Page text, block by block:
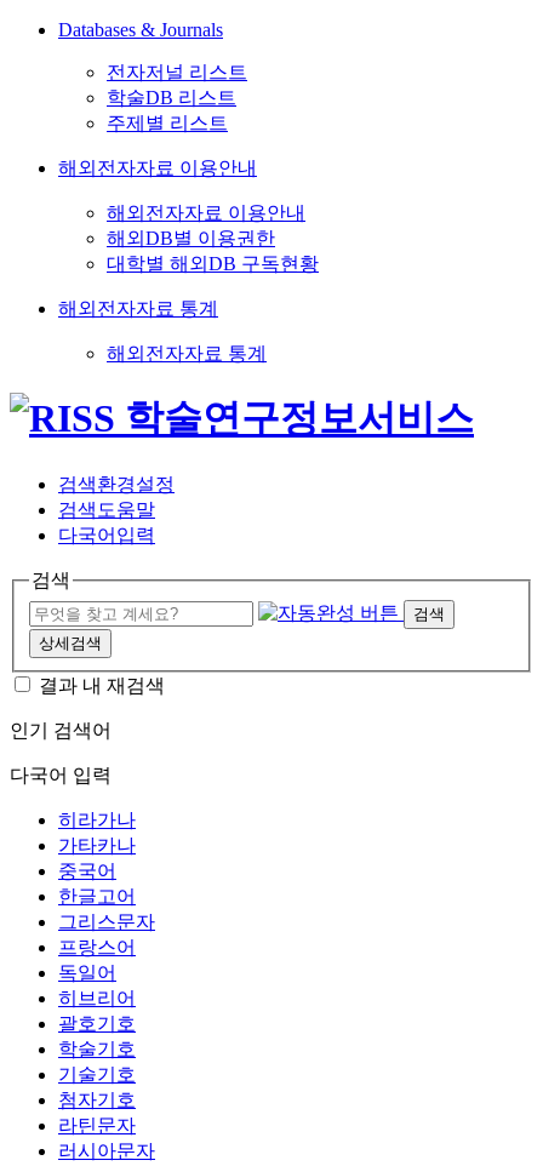
Databases & Journals
전자저널 리스트
학술DB 리스트
주제별 리스트
해외전자자료 이용안내
해외전자자료 이용안내
해외DB별 이용권한
대학별 해외DB 구독현황
해외전자자료 통계
해외전자자료 통계
검색환경설정
검색도움말
다국어입력
검색
검색
상세검색
결과 내 재검색
인기 검색어
다국어 입력
히라가나
가타카나
중국어
한글고어
그리스문자
프랑스어
독일어
히브리어
괄호기호
학술기호
기술기호
첨자기호
라틴문자
러시아문자